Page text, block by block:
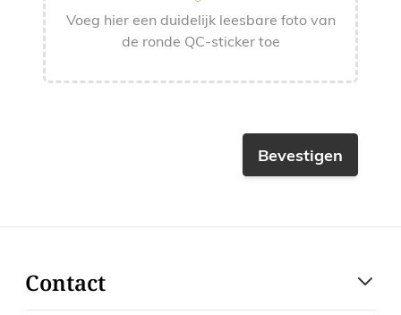
Voeg hier een duidelijk leesbare foto van
de ronde QC-sticker toe
Bevestigen
Contact